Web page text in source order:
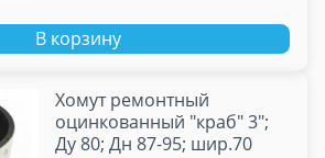
В корзину
Хомут ремонтный
оцинкованный "краб" 3";
Ду 80; Дн 87-95; шир.70